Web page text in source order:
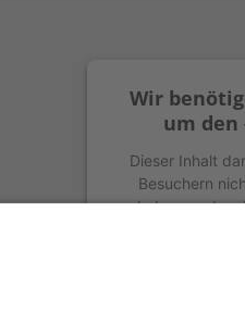
Wir
um den
Dieser Inhalt
Besuchern
geladen werden.